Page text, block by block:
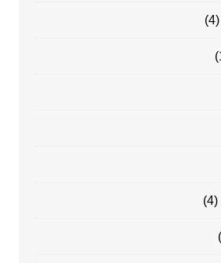
(4)
(4)